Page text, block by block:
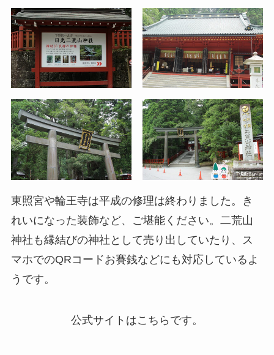
東照宮や輪王寺は平成の修理は終わりました。き
れいになった装飾など、ご堪能ください。二荒山
神社も縁結びの神社として売り出していたり、ス
マホでのQRコードお賽銭などにも対応しているよ
うです。
公式サイトはこちらです。